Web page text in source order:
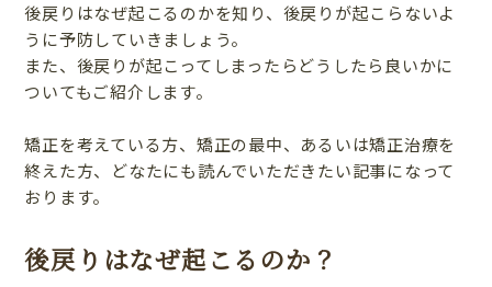
後戻りはなぜ起こるのかを知り、後戻りが起こらないよ
うに予防していきましょう。
また、後戻りが起こってしまったらどうしたら良いかに
ついてもご紹介します。
矯正を考えている方、矯正の最中、あるいは矯正治療を
終えた方、どなたにも読んでいただきたい記事になって
おります。
後戻りはなぜ起こるのか？